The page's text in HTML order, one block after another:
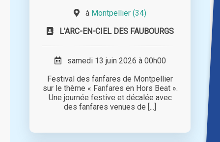
à Montpellier (34)
L’ARC-EN-CIEL DES FAUBOURGS
samedi 13 juin 2026 à 00h00
Festival des fanfares de Montpellier
sur le thème « Fanfares en Hors Beat ».
Une journée festive et décalée avec
des fanfares venues de [...]